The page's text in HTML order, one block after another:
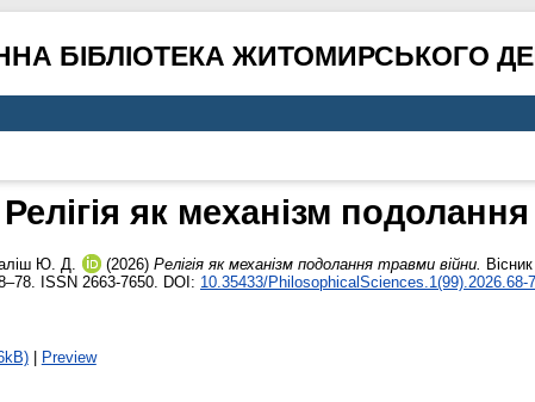
БІБЛІОТЕКА ЖИТОМИРСЬКОГО
Релігія як механізм
Ю. Д. (2026) Релігія як механізм подолання травми війни.
ISSN 2663-7650. DOI: 10.35433/PhilosophicalSciences.1(99).2026.68-
| Preview